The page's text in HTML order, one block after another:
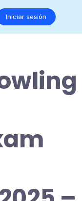
Iniciar sesión